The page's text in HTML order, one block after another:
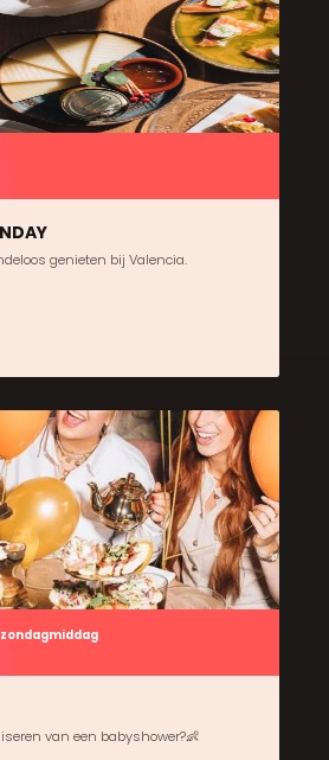
genieten bij Valencia.
van een babyshower?👶